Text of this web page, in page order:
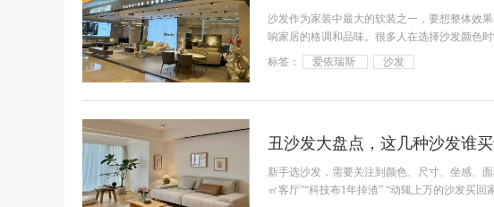
沙发作为家装中最大的软装之一，要想整体效
响家居的格调和品味。很多人在选择沙发颜色
兀……别
标签： 爱依瑞斯 沙发
丑沙发大盘点，这几种沙发谁
新手选沙发，需要关注到颜色、尺寸、坐感、
㎡客厅”“科技布1年掉渣” “动辄上万的沙发买